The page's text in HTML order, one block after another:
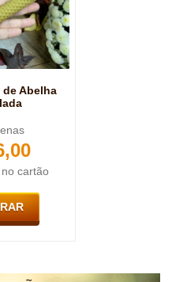
de Abelha
cartão